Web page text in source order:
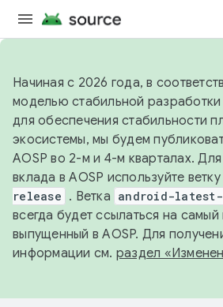
Начиная с 2026 года, в
моделью стабильной разработки
для обеспечения стабильности
экосистемы, мы будем
AOSP во 2-м и 4-м кварталах.
вклада в AOSP используйте ветку
release . Ветка android-latest-
всегда будет ссылаться на
выпущенный в AOSP. Для
информации см. раздел